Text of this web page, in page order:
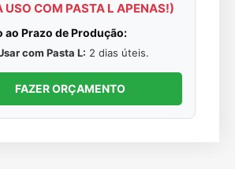
USO COM PASTA L APENAS!)
ao Prazo de Produção:
com Pasta L: 2 dias úteis.
FAZER ORÇAMENTO